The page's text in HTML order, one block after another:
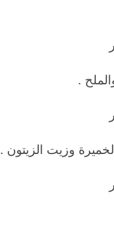
.
وزيت الزيتون .